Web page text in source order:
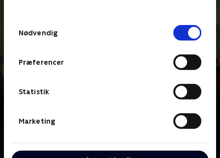
Nødvendig
Præferencer
Statistik
Marketing